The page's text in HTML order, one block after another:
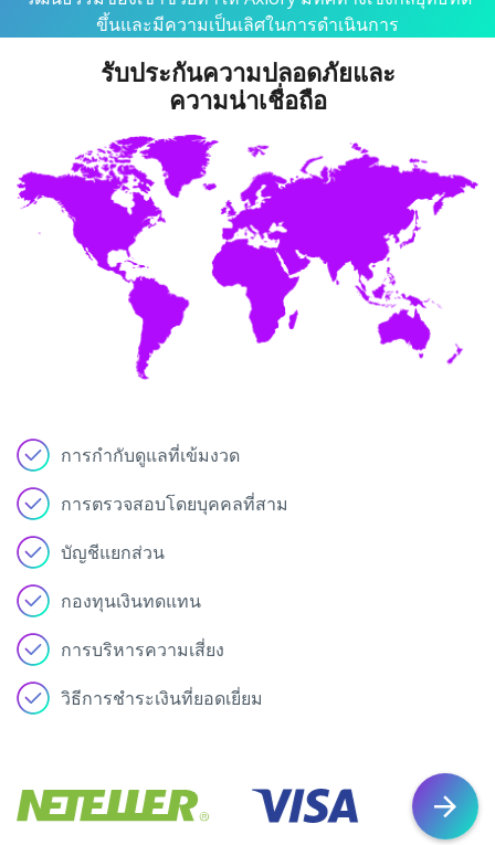
ขึ้นและมีความเป็นเลิศในการดำเนินการ
รับประกันความปลอดภัยและ
ความน่าเชื่อถือ
การกำกับดูแลที่เข้มงวด
การตรวจสอบโดยบุคคลที่สาม
บัญชีแยกส่วน
กองทุนเงินทดแทน
การบริหารความเสี่ยง
วิธีการชำระเงินที่ยอดเยี่ยม